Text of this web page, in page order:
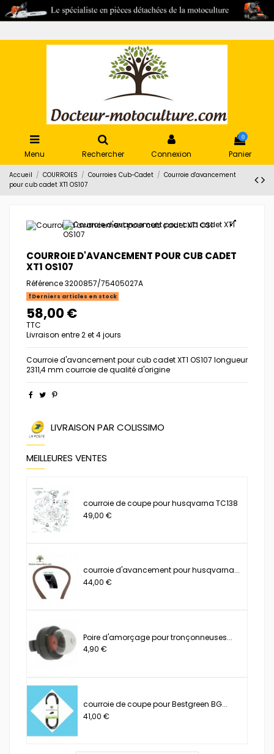
Menu Rechercher Connexion
0
Panier
Accueil COURROIES Courroies Cub-Cadet
Courroie d'avancement
pour cub cadet XT1 OS107
COURROIE D'AVANCEMENT POUR CUB CADET
XT1 OS107
Référence3200857/75405027A
Derniers articles en stock
58,00 €
TTC
Livraison entre 2 et 4 jours
Courroie d'avancement pour cub cadet XT1 OS107 longueur
2311,4 mm courroie de qualité d'origine
LIVRAISON PAR COLISSIMO
MEILLEURES VENTES
courroie de coupe pour husqvarna TC138
49,00 €
courroie d'avancement pour husqvarna...
44,00 €
Poire d'amorçage pour tronçonneuses...
4,90 €
courroie de coupe pour Bestgreen BG...
41,00 €